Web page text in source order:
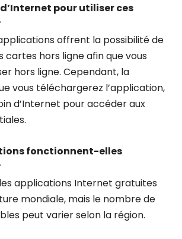
pour utiliser ces
offrent la possibilité de
cartes hors ligne afin que vous
hors ligne. Cependant, la
vous téléchargerez l’application,
d’Internet pour accéder aux
fonctionnent-elles
applications Internet gratuites
mondiale, mais le nombre de
peut varier selon la région.